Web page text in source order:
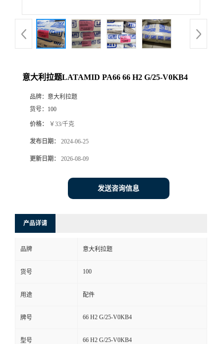
意大利拉题LATAMID PA66 66 H2 G/25-V0KB4
品牌： 意大利拉题
货号： 100
价格： ￥33/千克
发布日期： 2024-06-25
更新日期： 2026-08-09
发送咨询信息
产品详请
品牌 意大利拉题
货号 100
用途 配件
牌号 66 H2 G/25-V0KB4
型号 66 H2 G/25-V0KB4